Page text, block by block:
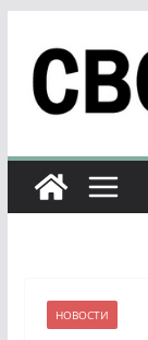
содержимому
НОВОСТИ